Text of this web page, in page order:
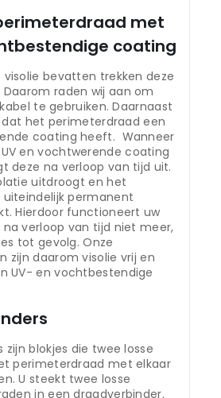
met
coating
visolie bevatten trekken deze
raden wij aan om
te gebruiken. Daarnaast
het perimeterdraad een
coating heeft. Wanneer
en vochtwerende coating
deze na verloop van tijd uit.
uitdroogt en het
permanent
Hierdoor functioneert uw
verloop van tijd niet meer,
tot gevolg. Onze
zijn daarom visolie vrij en
UV- en vochtbestendige
zijn blokjes die twee losse
perimeterdraad met elkaar
U steekt twee losse
in een draadverbinder.